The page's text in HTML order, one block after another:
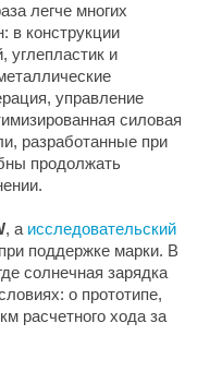
легче многих
в конструкции
углепластик и
управление
силовая
разработанные при
продолжать
, а исследовательский
поддержке марки. В
солнечная зарядка
о прототипе,
расчетного хода за